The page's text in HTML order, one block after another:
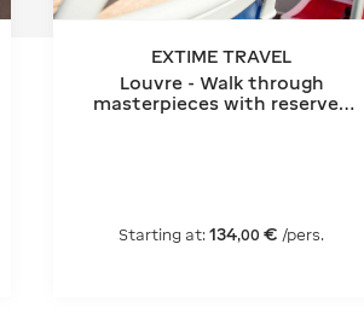
EXTIME TRAVEL
Louvre - Walk through
masterpieces with reserved
Starting at:134,00 € /pers.